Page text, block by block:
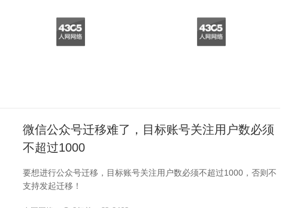
微信公众号迁移难了，目标账号关注用户数必须
不超过1000
要想进行公众号迁移，目标账号关注用户数必须不超过1000，否则不
支持发起迁移！